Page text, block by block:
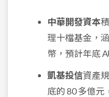
中華開發資本
理十檔基金，
幣，預計年底
凱基投信資產
底的 80 多億元